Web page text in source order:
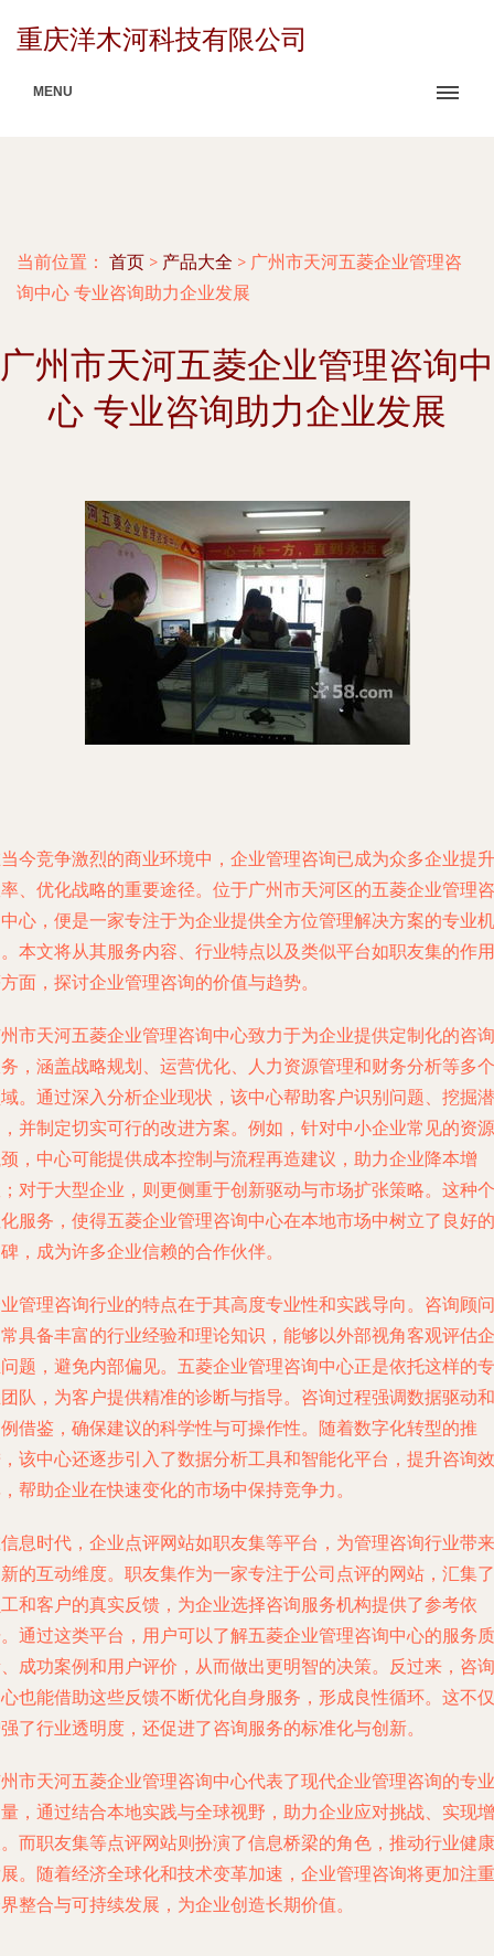
重庆洋木河科技有限公司
MENU
当前位置： 首页 > 产品大全 > 广州市天河五菱企业管理咨
询中心 专业咨询助力企业发展
广州市天河五菱企业管理咨询中
心 专业咨询助力企业发展
今竞争激烈的商业环境中，企业管理咨询已成为众多企业提升
、优化战略的重要途径。位于广州市天河区的五菱企业管理咨
心，便是一家专注于为企业提供全方位管理解决方案的专业机
本文将从其服务内容、行业特点以及类似平台如职友集的作用
面，探讨企业管理咨询的价值与趋势。
市天河五菱企业管理咨询中心致力于为企业提供定制化的咨询
，涵盖战略规划、运营优化、人力资源管理和财务分析等多个
。通过深入分析企业现状，该中心帮助客户识别问题、挖掘潜
并制定切实可行的改进方案。例如，针对中小企业常见的资源
，中心可能提供成本控制与流程再造建议，助力企业降本增
对于大型企业，则更侧重于创新驱动与市场扩张策略。这种个
服务，使得五菱企业管理咨询中心在本地市场中树立了良好的
，成为许多企业信赖的合作伙伴。
管理咨询行业的特点在于其高度专业性和实践导向。咨询顾问
具备丰富的行业经验和理论知识，能够以外部视角客观评估企
题，避免内部偏见。五菱企业管理咨询中心正是依托这样的专
队，为客户提供精准的诊断与指导。咨询过程强调数据驱动和
借鉴，确保建议的科学性与可操作性。随着数字化转型的推
该中心还逐步引入了数据分析工具和智能化平台，提升咨询效
帮助企业在快速变化的市场中保持竞争力。
息时代，企业点评网站如职友集等平台，为管理咨询行业带来
的互动维度。职友集作为一家专注于公司点评的网站，汇集了
和客户的真实反馈，为企业选择咨询服务机构提供了参考依
通过这类平台，用户可以了解五菱企业管理咨询中心的服务质
成功案例和用户评价，从而做出更明智的决策。反过来，咨询
也能借助这些反馈不断优化自身服务，形成良性循环。这不仅
了行业透明度，还促进了咨询服务的标准化与创新。
市天河五菱企业管理咨询中心代表了现代企业管理咨询的专业
，通过结合本地实践与全球视野，助力企业应对挑战、实现增
而职友集等点评网站则扮演了信息桥梁的角色，推动行业健康
。随着经济全球化和技术变革加速，企业管理咨询将更加注重
整合与可持续发展，为企业创造长期价值。